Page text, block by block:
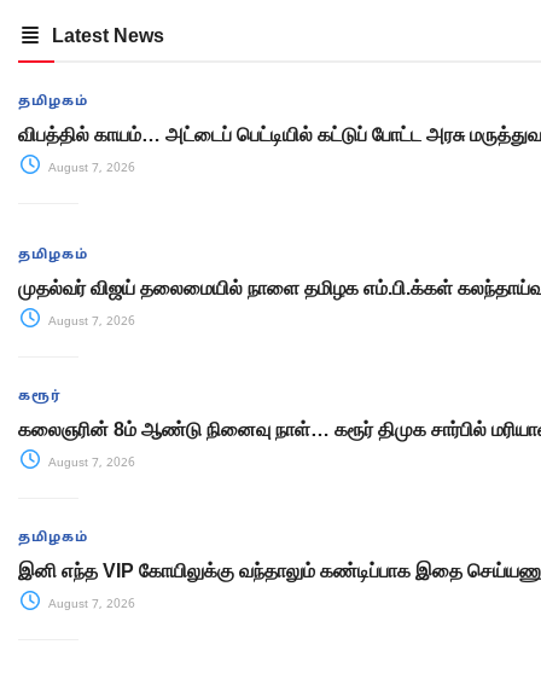
Latest News
தமிழகம்
விபத்தில் காயம்… அட்டைப் பெட்டியில் கட்டுப் போட்ட அரசு
August 7, 2026
தமிழகம்
முதல்வர் விஜய் தலைமையில் நாளை தமிழக எம்.பி.க்கள்
August 7, 2026
கரூர்
கலைஞரின் 8ம் ஆண்டு நினைவு நாள்… கரூர் திமுக சார்பில்
August 7, 2026
தமிழகம்
இனி எந்த VIP கோயிலுக்கு வந்தாலும் கண்டிப்பாக இதை
August 7, 2026